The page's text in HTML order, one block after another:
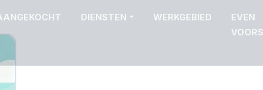
DIENSTEN WERKGEBIED
EVEN